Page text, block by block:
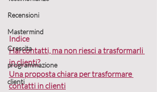
Recensioni
Mastermind
Crescita
programmazione
clienti
Indice
Hai contatti, ma non riesci a trasformarli
in clienti?
Una proposta chiara per trasformare
contatti in clienti